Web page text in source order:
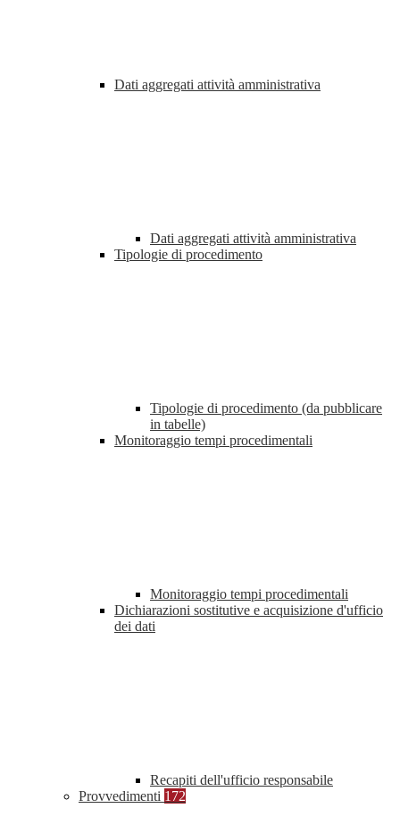
Dati aggregati attività amministrativa
Dati aggregati attività amministrativa
Tipologie di procedimento
Tipologie di procedimento (da pubblicare
in tabelle)
Monitoraggio tempi procedimentali
Monitoraggio tempi procedimentali
Dichiarazioni sostitutive e acquisizione d'ufficio
dei dati
Recapiti dell'ufficio responsabile
Provvedimenti 172